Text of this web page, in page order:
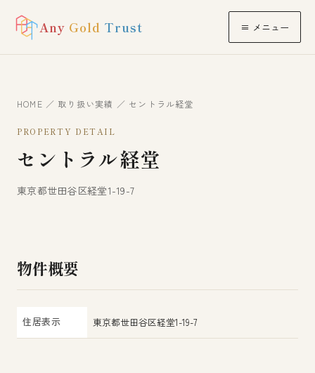
Any Gold Trust ≡ メニュー
HOME ／ 取り扱い実績 ／ セントラル経堂
PROPERTY DETAIL
セントラル経堂
東京都世田谷区経堂1-19-7
物件概要
住居表示 東京都世田谷区経堂1-19-7